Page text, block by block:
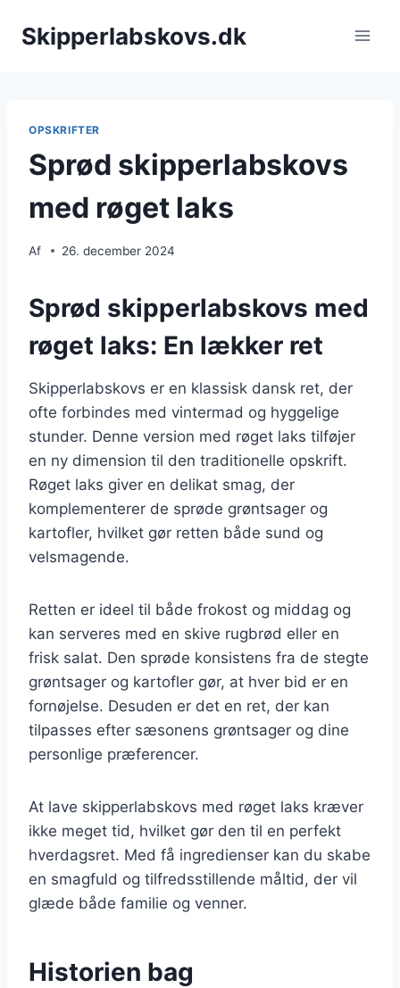
Skipperlabskovs.dk
OPSKRIFTER
Sprød skipperlabskovs
med røget laks
Af 26. december 2024
Sprød skipperlabskovs med
røget laks: En lækker ret
Skipperlabskovs er en klassisk dansk ret, der
ofte forbindes med vintermad og hyggelige
stunder. Denne version med røget laks tilføjer
en ny dimension til den traditionelle opskrift.
Røget laks giver en delikat smag, der
komplementerer de sprøde grøntsager og
kartofler, hvilket gør retten både sund og
velsmagende.
Retten er ideel til både frokost og middag og
kan serveres med en skive rugbrød eller en
frisk salat. Den sprøde konsistens fra de stegte
grøntsager og kartofler gør, at hver bid er en
fornøjelse. Desuden er det en ret, der kan
tilpasses efter sæsonens grøntsager og dine
personlige præferencer.
At lave skipperlabskovs med røget laks kræver
ikke meget tid, hvilket gør den til en perfekt
hverdagsret. Med få ingredienser kan du skabe
en smagfuld og tilfredsstillende måltid, der vil
glæde både familie og venner.
Historien bag